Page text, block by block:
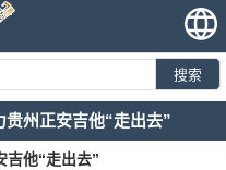
搜索
州正安吉他“走出去”
吉他“走出去”